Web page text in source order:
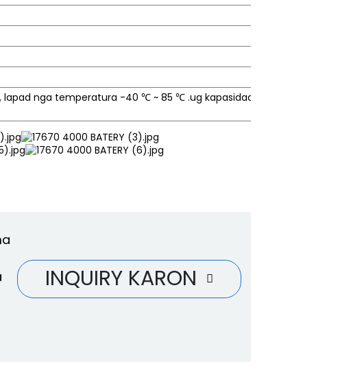
nga temperatura -40 ℃ ~ 85 ℃ .ug kapasidad
INQUIRY KARON